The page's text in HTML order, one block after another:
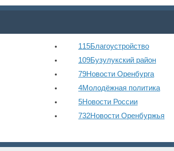
115Благоустройство
109Бузулукский район
79Новости Оренбурга
4Молодёжная политика
5Новости России
732Новости Оренбуржья